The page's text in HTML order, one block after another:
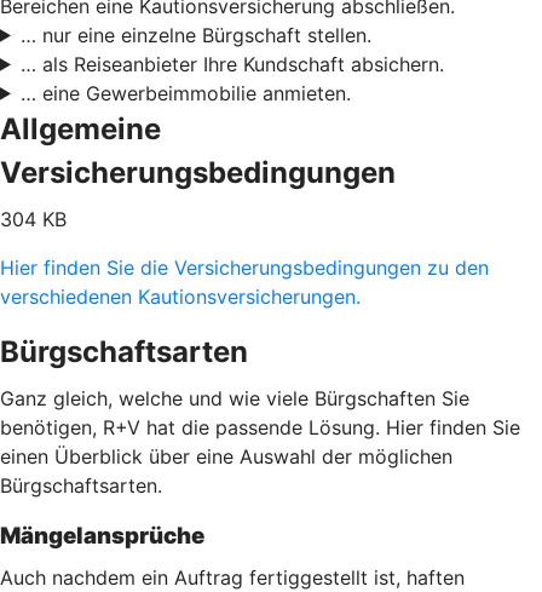
Bereichen eine Kautionsversicherung abschließen.
… nur eine einzelne Bürgschaft stellen.
… als Reiseanbieter Ihre Kundschaft absichern.
… eine Gewerbeimmobilie anmieten.
Allgemeine
Versicherungsbedingungen
304 KB
Hier finden Sie die Versicherungsbedingungen zu den
verschiedenen Kautionsversicherungen.
Bürgschaftsarten
Ganz gleich, welche und wie viele Bürgschaften Sie
benötigen, R+V hat die passende Lösung. Hier finden Sie
einen Überblick über eine Auswahl der möglichen
Bürgschaftsarten.
Mängelansprüche
Auch nachdem ein Auftrag fertiggestellt ist, haften